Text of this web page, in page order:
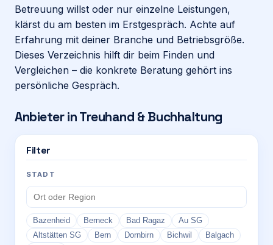
Betreuung willst oder nur einzelne Leistungen,
klärst du am besten im Erstgespräch. Achte auf
Erfahrung mit deiner Branche und Betriebsgröße.
Dieses Verzeichnis hilft dir beim Finden und
Vergleichen – die konkrete Beratung gehört ins
persönliche Gespräch.
Anbieter inTreuhand & Buchhaltung
Filter
STADT
Bazenheid Berneck Bad Ragaz
Au SG
Altstätten SG
Bern Dornbirn Bichwil
Balgach